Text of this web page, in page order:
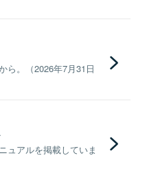
ら。（2026年7月31日
ュアルを掲載していま